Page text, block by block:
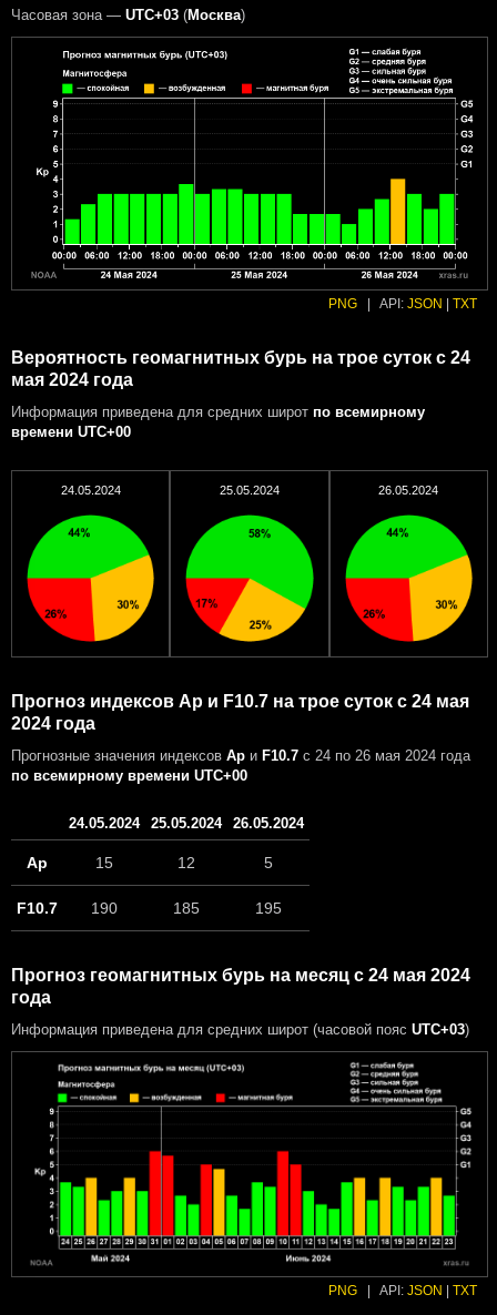
Часовая зона — UTC+03 (Москва)
PNG API: JSON TXT
Вероятность геомагнитных бурь на трое суток с 24
мая 2024 года
Информация приведена для средних широт по всемирному
времени UTC+00
24.05.2024 25.05.2024 26.05.2024
Прогноз индексов Ap и F10.7 на трое суток с 24 мая
2024 года
Прогнозные значения индексов Ap и F10.7 с 24 по 26 мая 2024 года
по всемирному времени UTC+00
24.05.2024 25.05.2024 26.05.2024
Ap 15 12 5
F10.7 190 185 195
Прогноз геомагнитных бурь на месяц с 24 мая 2024
года
Информация приведена для средних широт (часовой пояс UTC+03)
PNG API: JSON TXT